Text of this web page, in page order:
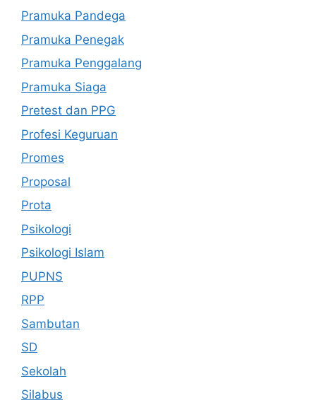
Pramuka Pandega
Pramuka Penegak
Pramuka Penggalang
Pramuka Siaga
Pretest dan PPG
Profesi Keguruan
Promes
Proposal
Prota
Psikologi
Psikologi Islam
PUPNS
RPP
Sambutan
SD
Sekolah
Silabus